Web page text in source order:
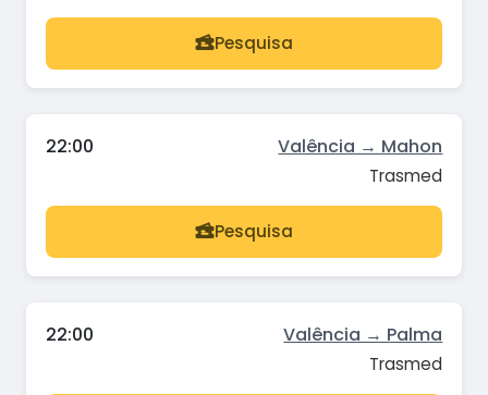
Pesquisa
22:00 Valência → Mahon
Trasmed
Pesquisa
22:00 Valência → Palma
Trasmed